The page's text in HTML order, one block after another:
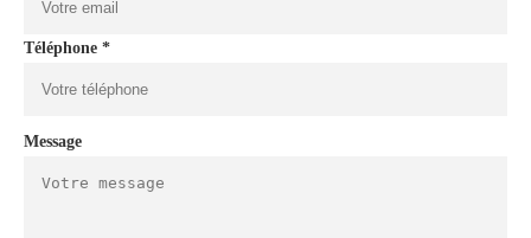
Téléphone *
Message